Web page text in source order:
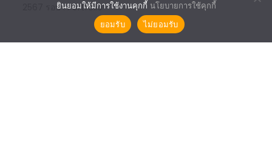
2567 รอบ : Portfolio
ยินยอมให้มีการใช้งานคุกกี้ นโยบายการใช้คุกกี้
ยอมรับ
ไม่ยอมรับ